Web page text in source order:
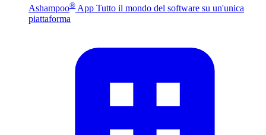
Ashampoo® App Tutto il mondo del software su un'unica
piattaforma